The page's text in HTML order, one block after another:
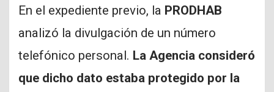
En el expediente previo, la PRODHAB
analizó la divulgación de un número
telefónico personal. La Agencia consideró
que dicho dato estaba protegido por la